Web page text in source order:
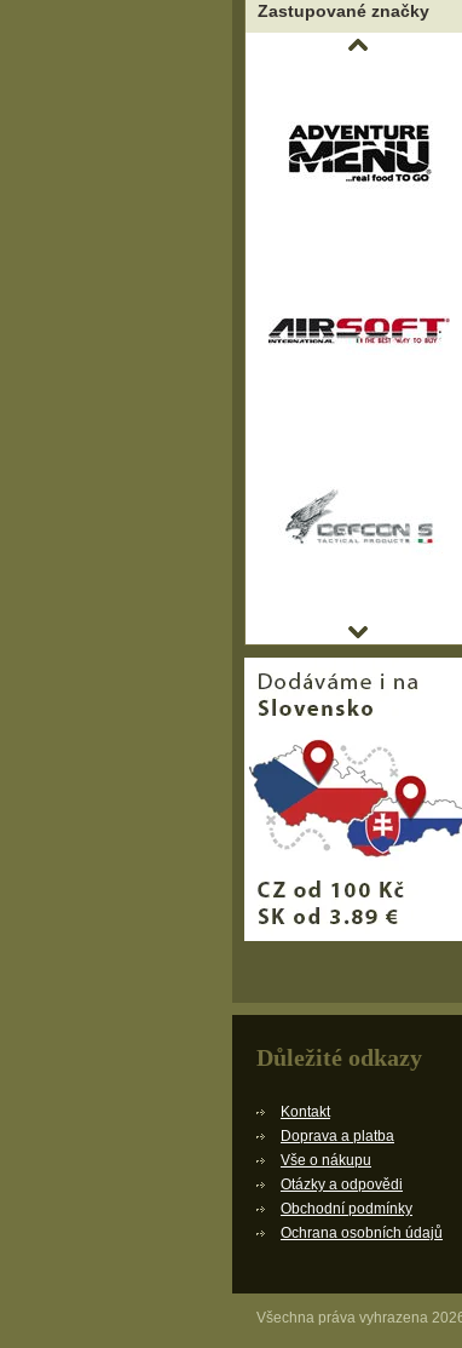
Zastupované značky
Důležité odkazy
Kontakt
Doprava a platba
Vše o nákupu
Otázky a odpovědi
Obchodní podmínky
Ochrana osobních údajů
Všechna práva vyhrazena